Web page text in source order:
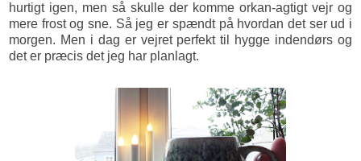
hurtigt igen, men så skulle der komme orkan-agtigt vejr og
mere frost og sne. Så jeg er spændt på hvordan det ser ud i
morgen. Men i dag er vejret perfekt til hygge indendørs og
det er præcis det jeg har planlagt.